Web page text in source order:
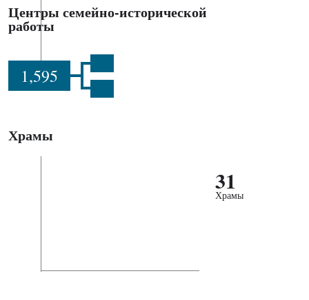
Центры семейно-исторической
работы
1,595
Храмы
31
Храмы